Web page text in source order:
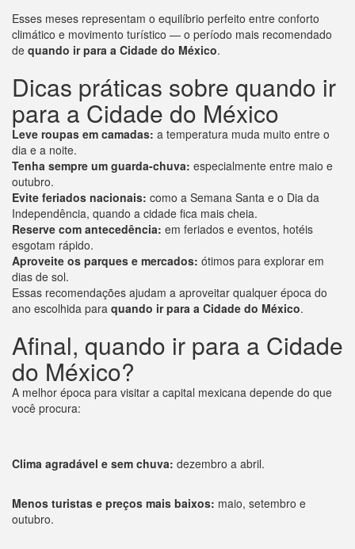
Esses meses representam o equilíbrio perfeito entre conforto
climático e movimento turístico — o período mais recomendado
de quando ir para a Cidade do México.
Dicas práticas sobre quando ir
para a Cidade do México
Leve roupas em camadas: a temperatura muda muito entre o
dia e a noite.
Tenha sempre um guarda-chuva: especialmente entre maio e
outubro.
Evite feriados nacionais: como a Semana Santa e o Dia da
Independência, quando a cidade fica mais cheia.
Reserve com antecedência: em feriados e eventos, hotéis
esgotam rápido.
Aproveite os parques e mercados: ótimos para explorar em
dias de sol.
Essas recomendações ajudam a aproveitar qualquer época do
ano escolhida para quando ir para a Cidade do México.
Afinal, quando ir para a Cidade
do México?
A melhor época para visitar a capital mexicana depende do que
você procura:
Clima agradável e sem chuva: dezembro a abril.
Menos turistas e preços mais baixos: maio, setembro e
outubro.